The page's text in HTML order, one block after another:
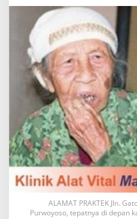
n
A
l
a
t
V
i
t
a
l
S
e
m
a
r
a
n
g
H
j
ALAMAT PRAKTEK Jln.
Purwoyoso, tepatnya di depan